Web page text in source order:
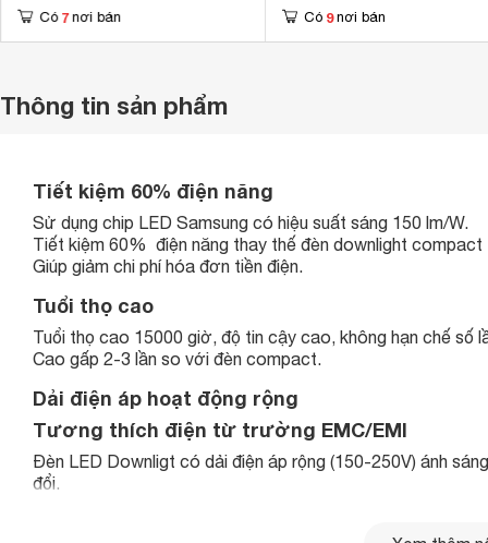
Có 7 nơi bán Có 9 nơi bán
Thông tin sản phẩm
Tiết kiệm 60% điện năng
Sử dụng chip LED Samsung có hiệu suất sáng 150 lm/W.
Tiết kiệm 60% điện năng thay thế đèn downlight compact
Giúp giảm chi phí hóa đơn tiền điện.
Tuổi thọ cao
Tuổi thọ cao 15000 giờ, độ tin cậy cao, không hạn chế số
Cao gấp 2-3 lần so với đèn compact.
Dải điện áp hoạt động rộng
Tương thích điện từ trường EMC/EMI
Đèn LED Downligt có dải điện áp rộng (150-250V) ánh
đổi.